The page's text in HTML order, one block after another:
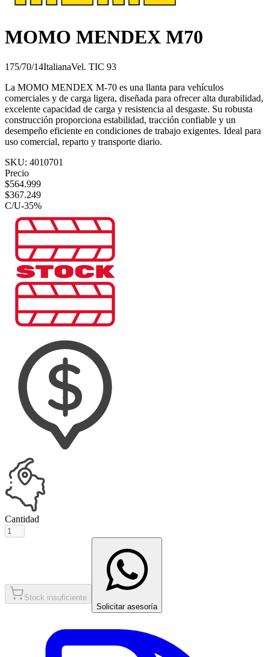
MOMO MENDEX M70
175/70/14ItalianaVel. TIC 93
La MOMO MENDEX M-70 es una llanta para vehículos
comerciales y de carga ligera, diseñada para ofrecer alta durabilidad,
excelente capacidad de carga y resistencia al desgaste. Su robusta
construcción proporciona estabilidad, tracción confiable y un
desempeño eficiente en condiciones de trabajo exigentes. Ideal para
uso comercial, reparto y transporte diario.
SKU: 4010701
Precio
$564.999
$367.249
C/U-35%
Cantidad
Stock insuficiente
Solicitar asesoría